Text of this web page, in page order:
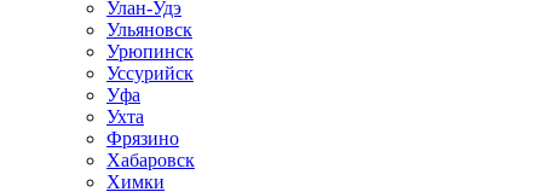
Улан-Удэ
Ульяновск
Урюпинск
Уссурийск
Уфа
Ухта
Фрязино
Хабаровск
Химки